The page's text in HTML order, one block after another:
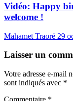
Vidéo: Happy
welcome !
Mahamet Traoré 29
Laisser un
Votre adresse e-mail
sont indiqués avec *
Commentaire *